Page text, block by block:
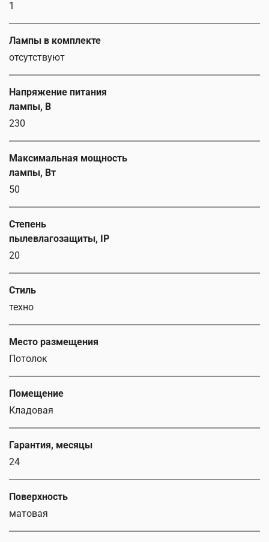
1
Лампы в комплекте
отсутствуют
Напряжение питания
лампы, В
230
Максимальная мощность
лампы, Вт
50
Степень
пылевлагозащиты, IP
20
Стиль
техно
Место размещения
Потолок
Помещение
Кладовая
Гарантия, месяцы
24
Поверхность
матовая